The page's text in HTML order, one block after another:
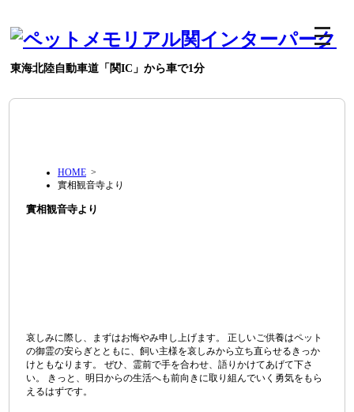
東海北陸自動車道「関IC」から車で1分
HOME>
實相観音寺より
實相観音寺より
哀しみに際し、まずはお悔やみ申し上げます。 正しいご供養はペット
の御霊の安らぎとともに、飼い主様を哀しみから立ち直らせるきっか
けともなります。 ぜひ、霊前で手を合わせ、語りかけてあげて下さ
い。 きっと、明日からの生活へも前向きに取り組んでいく勇気をもら
えるはずです。